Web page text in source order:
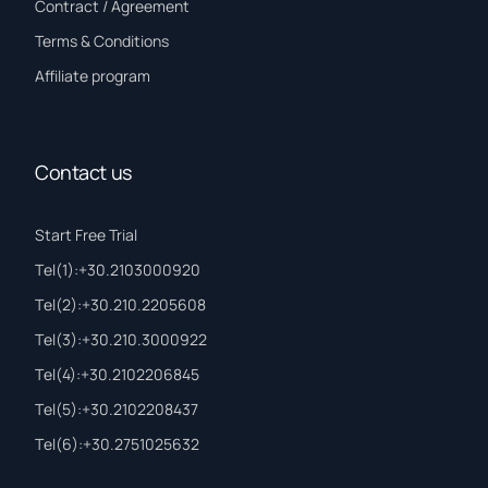
Contract / Agreement
Terms & Conditions
Affiliate program
Contact us
Start Free Trial
Τel(1):+30.2103000920
Τel(2):+30.210.2205608
Τel(3):+30.210.3000922
Τel(4):+30.2102206845
Τel(5):+30.2102208437
Τel(6):+30.2751025632